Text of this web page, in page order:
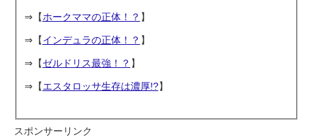
⇒【ホークママの正体！？ 】
⇒【インデュラの正体！？ 】
⇒【ゼルドリス最強！？ 】
⇒【エスタロッサ生存は濃厚!?】
スポンサーリンク